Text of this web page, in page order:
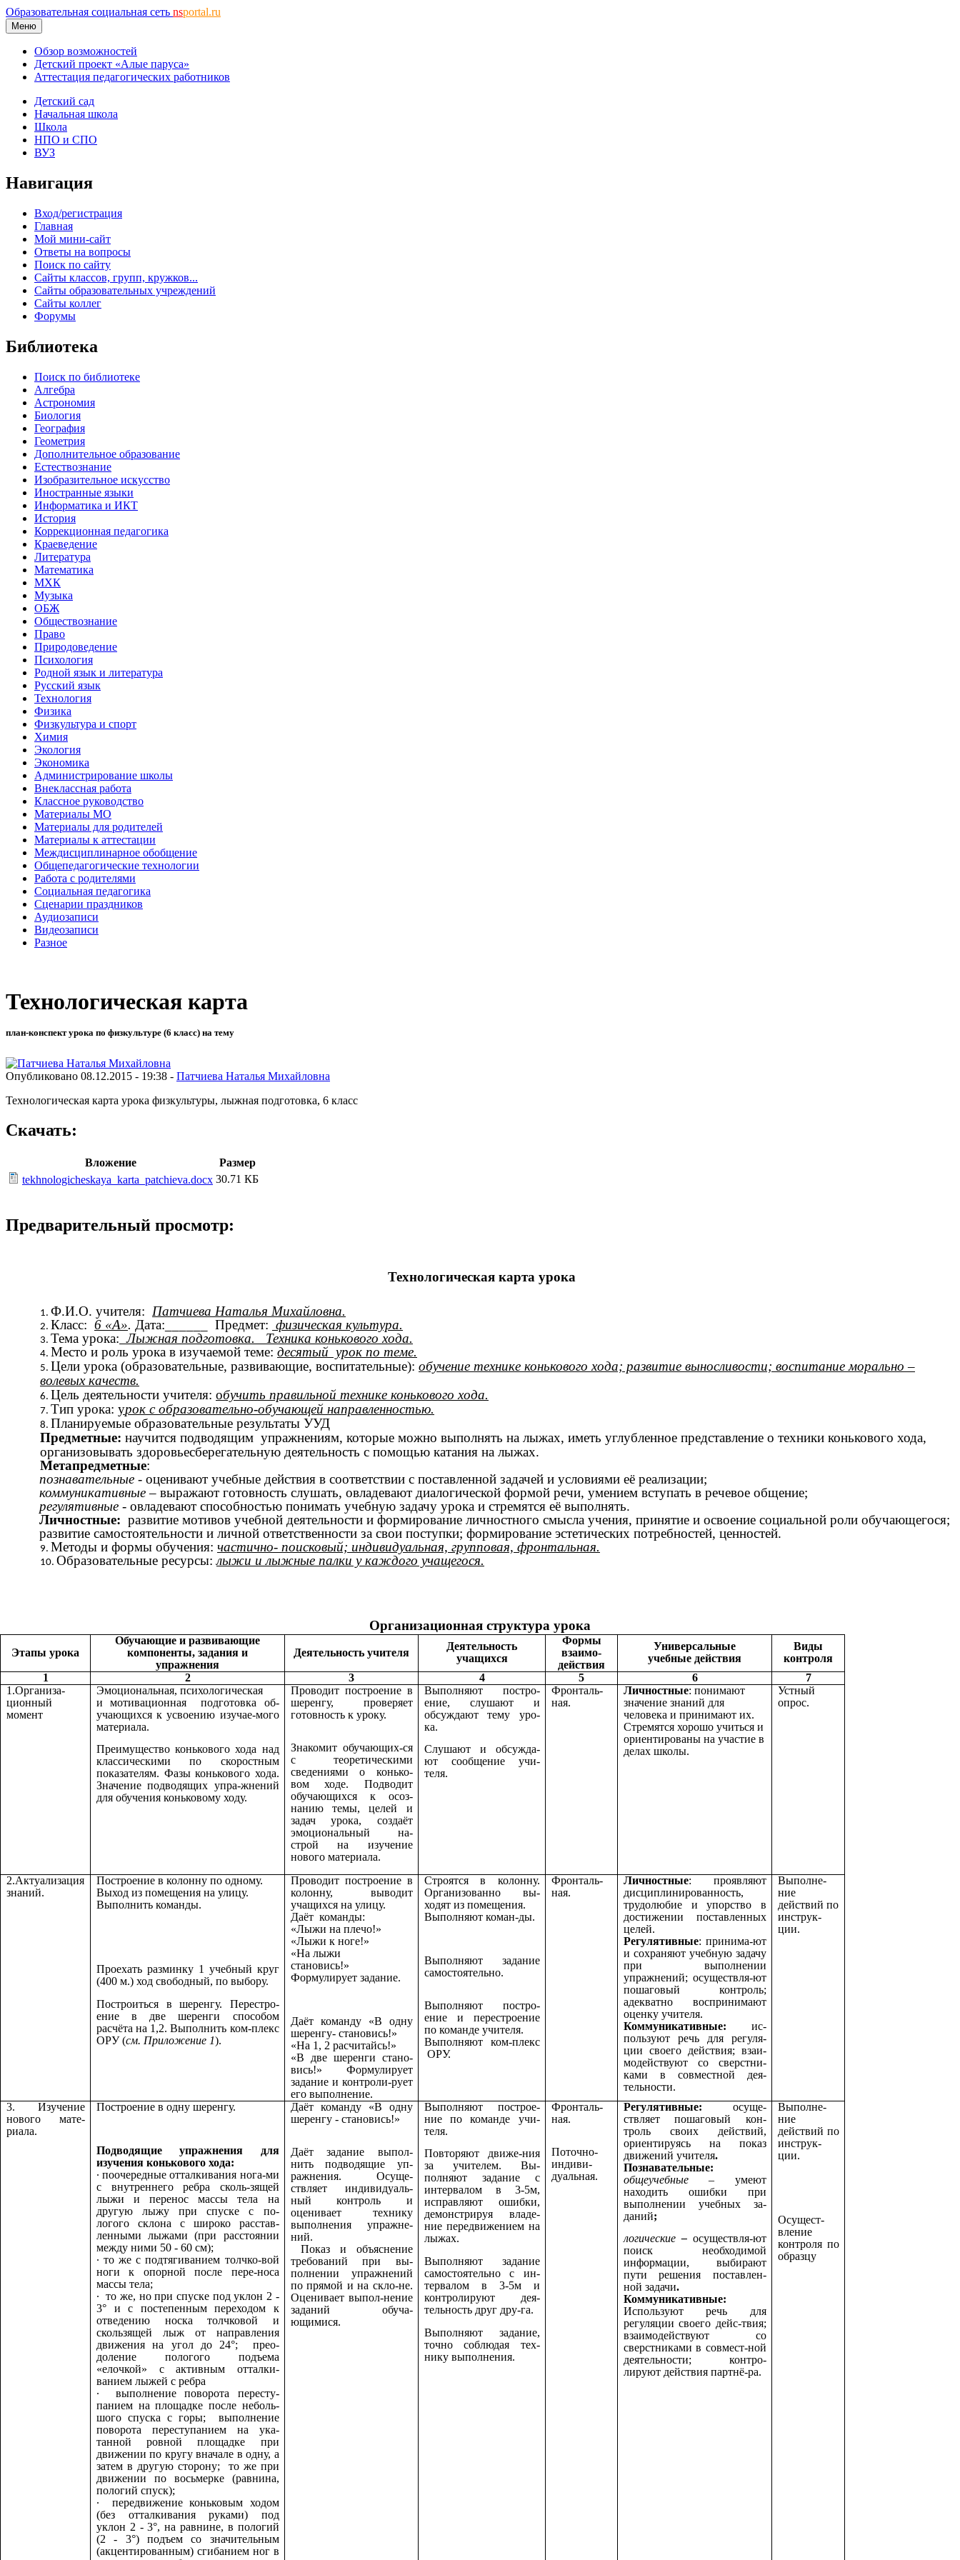
Образовательная социальная сеть nsportal.ru
Меню
Обзор возможностей
Детский проект «Алые паруса»
Аттестация педагогических работников
Детский сад
Начальная школа
Школа
НПО и СПО
ВУЗ
Навигация
Вход/регистрация
Главная
Мой мини-сайт
Ответы на вопросы
Поиск по сайту
Сайты классов, групп, кружков...
Сайты образовательных учреждений
Сайты коллег
Форумы
Библиотека
Поиск по библиотеке
Алгебра
Астрономия
Биология
География
Геометрия
Дополнительное образование
Естествознание
Изобразительное искусство
Иностранные языки
Информатика и ИКТ
История
Коррекционная педагогика
Краеведение
Литература
Математика
МХК
Музыка
ОБЖ
Обществознание
Право
Природоведение
Психология
Родной язык и литература
Русский язык
Технология
Физика
Физкультура и спорт
Химия
Экология
Экономика
Администрирование школы
Внеклассная работа
Классное руководство
Материалы МО
Материалы для родителей
Материалы к аттестации
Междисциплинарное обобщение
Общепедагогические технологии
Работа с родителями
Социальная педагогика
Сценарии праздников
Аудиозаписи
Видеозаписи
Разное
Технологическая карта
план-конспект урока по физкультуре (6 класс) на тему
Опубликовано 08.12.2015 - 19:38 - Патчиева Наталья Михайловна
Технологическая карта урока физкультуры, лыжная подготовка, 6 класс
Скачать:
Вложение
Размер
tekhnologicheskaya_karta_patchieva.docx 30.71 КБ
Предварительный просмотр:
Технологическая карта урока
Ф.И.О. учителя: Патчиева Наталья Михайловна.
Класс: 6 «А». Дата:______ Предмет: физическая культура.
Тема урока: Лыжная подготовка.
Техника конькового хода.
Место и роль урока в изучаемой теме: десятый урок по теме.
Цели урока (образовательные, развивающие, воспитательные): обучение технике конькового хода; развитие выносливости; воспитание морально –
волевых качеств.
Цель деятельности учителя: обучить правильной технике конькового хода.
Тип урока: урок с образовательно-обучающей направленностью.
Планируемые образовательные результаты УУД
Предметные: научится подводящим упражнениям, которые можно выполнять на лыжах, иметь углубленное представление о техники конькового хода,
организовывать здоровьесберегательную деятельность с помощью катания на лыжах.
Метапредметные:
познавательные -оценивают учебные действия в соответствии с поставленной задачей и условиями её реализации;
коммуникативные– выражают готовность слушать, овладевают диалогической формой речи, умением вступать в речевое общение;
регулятивные- овладевают способностью понимать учебную задачу урока и стремятся её выполнять.
Личностные: развитие мотивов учебной деятельности и формирование личностного смысла учения, принятие и освоение социальной роли обучающегося;
развитие самостоятельности и личной ответственности за свои поступки; формирование эстетических потребностей, ценностей.
Методы и формы обучения: частично- поисковый; индивидуальная, групповая, фронтальная.
Образовательные ресурсы:лыжи и лыжные палки у каждого учащегося.
Организационная структура урока
Этапы урока
Обучающие и развивающие
компоненты, задания и
упражнения
Деятельность учителя
Деятельность
учащихся
Формы
взаимо-
действия
Универсальные
учебные действия
Виды
контроля
1
2 3 4 5 6
7
1.Организа-
ционный
момент
Эмоциональная, психологическая
и мотивационная подготовка об-
учающихся к усвоению изучае-мого
материала.
Преимущество конькового хода над
классическими по скоростным
показателям. Фазы конькового хода.
Значение подводящих упра-жнений
для обучения коньковому ходу.
Проводит построение в
шеренгу, проверяет
готовность к уроку.
Знакомит обучающих-ся
с теоретическими
сведениями о конько-
вом ходе. Подводит
обучающихся к осоз-
нанию темы, целей и
задач урока, создаёт
эмоциональный на-
строй на изучение
нового материала.
Выполняют постро-
ение, слушают и
обсуждают тему уро-
ка.
Слушают и обсужда-
ют сообщение учи-
теля.
Фронталь-
ная.
Личностные: понимают
значение знаний для
человека и принимают их.
Стремятся хорошо учиться и
ориентированы на участие в
делах школы.
Устный
опрос.
2.Актуализация
знаний.
Построение в колонну по одному.
Выход из помещения на улицу.
Выполнить команды.
Проехать разминку 1 учебный круг
(400 м.) ход свободный, по выбору.
Построиться в шеренгу. Перестро-
ение в две шеренги способом
расчёта на 1,2. Выполнить ком-плекс
ОРУ (см. Приложение 1).
Проводит построение в
колонну, выводит
учащихся на улицу.
Даёт команды:
«Лыжи на плечо!»
«Лыжи к ноге!»
«На лыжи
становись!»
Формулирует задание.
Даёт команду «В одну
шеренгу- становись!»
«На 1, 2 расчитайсь!»
«В две шеренги стано-
вись!» Формулирует
задание и контроли-рует
его выполнение.
Строятся в колонну.
Организованно вы-
ходят из помещения.
Выполняют коман-ды.
Выполняют задание
самостоятельно.
Выполняют постро-
ение и перестроение
по команде учителя.
Выполняют ком-плекс
ОРУ.
Фронталь-
ная.
Личностные: проявляют
дисциплинированность,
трудолюбие и упорство в
достижении поставленных
целей.
Регулятивные: принима-ют
и сохраняют учебную задачу
при выполнении
упражнений; осуществля-ют
пошаговый контроль;
адекватно воспринимают
оценку учителя.
Коммуникативные: ис-
пользуют речь для регуля-
ции своего действия; взаи-
модействуют со сверстни-
ками в совместной дея-
тельности.
Выполне-
ние
действий по
инструк-
ции.
3. Изучение
нового мате-
риала.
Построение в одну шеренгу.
Подводящие упражнения для
изучения конькового хода:
∙ поочередные отталкивания нога-ми
с внутреннего ребра сколь-зящей
лыжи и перенос массы тела на
другую лыжу при спуске с по-
логого склона с широко расстав-
ленными лыжами (при расстоянии
между ними 50 - 60 см);
∙ то же с подтягиванием толчко-вой
ноги к опорной после пере-носа
массы тела;
∙ то же, но при спуске под уклон 2 -
3° и с постепенным переходом к
отведению носка толчковой и
скользящей лыж от направления
движения на угол до 24°; прео-
доление пологого подъема
«елочкой» с активным отталки-
ванием лыжей с ребра
∙ выполнение поворота пересту-
панием на площадке после неболь-
шого спуска с горы; выполнение
поворота переступанием на ука-
танной ровной площадке при
движении по кругу вначале в одну, а
затем в другую сторону; то же при
движении по восьмерке (равнина,
пологий спуск);
∙ передвижение коньковым ходом
(без отталкивания руками) под
уклон 2 - 3°, на равнине, в пологий
(2 - 3°) подъем со значительным
(акцентированным) сгибанием ног в
Даёт команду «В одну
шеренгу - становись!»
Даёт задание выпол-
нить подводящие уп-
ражнения. Осуще-
ствляет индивидуаль-
ный контроль и
оценивает технику
выполнения упражне-
ний.
Показ и объяснение
требований при вы-
полнении упражнений
по прямой и на скло-не.
Оценивает выпол-нение
заданий обуча-
ющимися.
Выполняют построе-
ние по команде учи-
теля.
Повторяют движе-ния
за учителем. Вы-
полняют задание с
интервалом в 3-5м,
исправляют ошибки,
демонстрируя владе-
ние передвижением на
лыжах.
Выполняют задание
самостоятельно с ин-
тервалом в 3-5м и
контролируют дея-
тельность друг дру-га.
Выполняют задание,
точно соблюдая тех-
нику выполнения.
Фронталь-
ная.
Поточно-
индиви-
дуальная.
Регулятивные: осуще-
ствляет пошаговый кон-
троль своих действий,
ориентируясь на показ
движений учителя.
Познавательные:
общеучебные – умеют
находить ошибки при
выполнении учебных за-
даний;
логические – осуществля-ют
поиск необходимой
информации, выбирают
пути решения поставлен-
ной задачи.
Коммуникативные:
Используют речь для
регуляции своего дейс-твия;
взаимодействуют со
сверстниками в совмест-ной
деятельности; контро-
лируют действия партнё-ра.
Выполне-
ние
действий по
инструк-
ции.
Осущест-
вление
контроля по
образцу